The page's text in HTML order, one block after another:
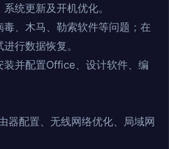
统更新及开机优化。
毒、木马、勒索软件等问题；在
行数据恢复。
装并配置Office、设计软件、编
器配置、无线网络优化、局域网